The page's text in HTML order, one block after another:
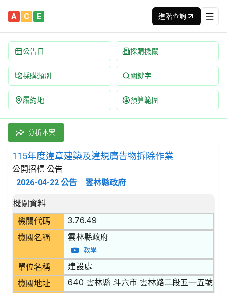
A C E 進階查詢
公告日 採購機關
採購類別 關鍵字
履約地 預算範圍
115年度違章建築及違規廣告物拆除作業 招標公告 | 案號：
採購類別：工程類 拆除工程 | 招標方式：公開招標 | 決標
分析本案
115年度違章建築及違規廣告物拆除作業
公開招標 公告
2026-04-22 公告 雲林縣政府
招標公告詳細內容
機關資料
機關代碼
3.76.49
機關名稱 雲林縣政府
教學
單位名稱 建設處
機關地址 640 雲林縣 斗六市 雲林路二段五一五號